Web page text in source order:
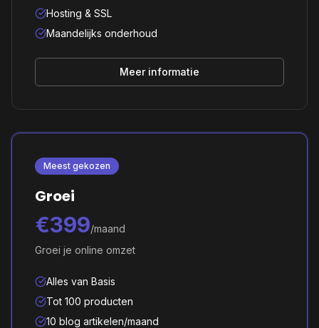
Hosting & SSL
Maandelijks onderhoud
Meer informatie
Meest gekozen
Groei
€399/maand
Groei je online omzet
Alles van Basis
Tot 100 producten
10 blog artikelen/maand